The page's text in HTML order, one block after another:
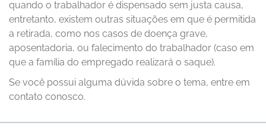
quando o trabalhador é dispensado sem justa causa,
entretanto, existem outras situações em que é permitida
a retirada, como nos casos de doença grave,
aposentadoria, ou falecimento do trabalhador (caso em
que a família do empregado realizará o saque).
Se você possui alguma dúvida sobre o tema, entre em
contato conosco.